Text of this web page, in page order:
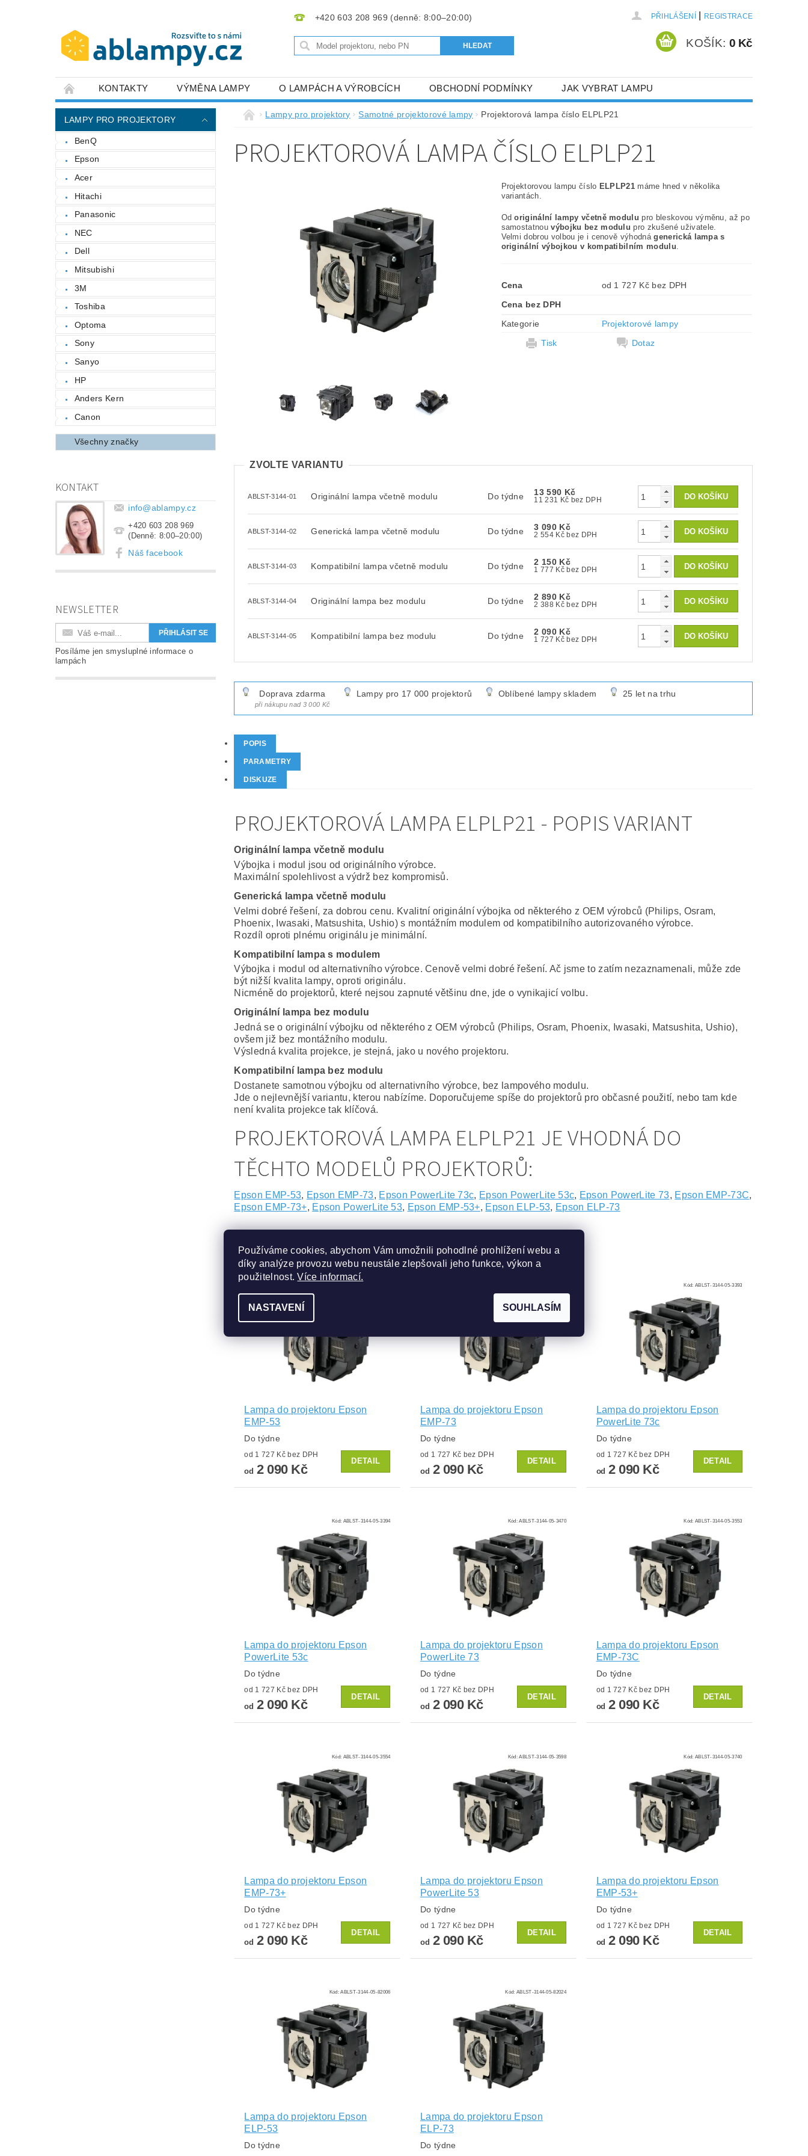
+420 603 208 969 PŘIHLÁŠENÍ REGISTRACE
KOŠÍK: 0 Kč
KONTAKTY VÝMĚNA LAMPY O LAMPÁCH A VÝROBCÍCH OBCHODNÍ PODMÍNKY JAK VYBRAT LAMPU
LAMPY PRO PROJEKTORY
BenQ
Epson
Acer
Hitachi
Panasonic
NEC
Dell
Mitsubishi
3M
Toshiba
Optoma
Sony
Sanyo
HP
Anders Kern
Canon
Všechny značky
KONTAKT
info@ablampy.cz
+420 603 208 969
(Denně: 8:00–20:00)
Náš facebook
NEWSLETTER
Posíláme jen smysluplné informace o
lampách
Lampy pro projektory Samotné projektorové lampy Projektorová lampa číslo ELPLP21
PROJEKTOROVÁ LAMPA ČÍSLO ELPLP21
Projektorovou lampu číslo ELPLP21 máme hned v několika
variantách.
Odoriginální lampy včetně modulu pro bleskovou výměnu, až po
samostatnouvýbojku bez modulu pro zkušené uživatele.
Velmi dobrou volbou je i cenově výhodnágenerická lampa s
originální výbojkou v kompatibilním modulu.
Cena
od 1 727 Kč bez DPH
Cena bez DPH
Kategorie
Projektorové lampy
Tisk
Dotaz
ZVOLTE VARIANTU
ABLST-3144-01 Originální lampa včetně modulu Do týdne 13 590 Kč
11 231 Kč bez DPH
ABLST-3144-02 Generická lampa včetně modulu Do týdne 3 090 Kč
2 554 Kč bez DPH
ABLST-3144-03 Kompatibilní lampa včetně modulu Do týdne 2 150 Kč
1 777 Kč bez DPH
ABLST-3144-04 Originální lampa bez modulu Do týdne 2 890 Kč
2 388 Kč bez DPH
ABLST-3144-05 Kompatibilní lampa bez modulu Do týdne 2 090 Kč
1 727 Kč bez DPH
Doprava zdarma
při nákupu nad 3 000 Kč
Lampy pro 17 000 projektorů Oblíbené lampy skladem 25 let na trhu
POPIS
PARAMETRY
DISKUZE
PROJEKTOROVÁ LAMPA ELPLP21 - POPIS VARIANT
Originální lampa včetně modulu
Výbojka i modul jsou od originálního výrobce.
Maximální spolehlivost a výdrž bez kompromisů.
Generická lampa včetně modulu
Velmi dobré řešení, za dobrou cenu. Kvalitní originální výbojka od některého z OEM výrobců (Philips, Osram,
Phoenix, Iwasaki, Matsushita, Ushio) s montážním modulem od kompatibilního autorizovaného výrobce.
Rozdíl oproti plnému originálu je minimální.
Kompatibilní lampa s modulem
Výbojka i modul od alternativního výrobce. Cenově velmi dobré řešení. Ač jsme to zatím nezaznamenali, může zde
být nižší kvalita lampy, oproti originálu.
Nicméně do projektorů, které nejsou zapnuté většinu dne, jde o vynikajicí volbu.
Originální lampa bez modulu
Jedná se o originální výbojku od některého z OEM výrobců (Philips, Osram, Phoenix, Iwasaki, Matsushita, Ushio),
ovšem již bez montážního modulu.
Výsledná kvalita projekce, je stejná, jako u nového projektoru.
Kompatibilní lampa bez modulu
Dostanete samotnou výbojku od alternativního výrobce, bez lampového modulu.
Jde o nejlevnější variantu, kterou nabízíme. Doporučujeme spíše do projektorů pro občasné použití, nebo tam kde
není kvalita projekce tak klíčová.
PROJEKTOROVÁ LAMPA ELPLP21 JE VHODNÁ DO
TĚCHTO MODELŮ PROJEKTORŮ:
Epson EMP-53, Epson EMP-73, Epson PowerLite 73c, Epson PowerLite 53c, Epson PowerLite 73, Epson EMP-73C,
Epson EMP-73+, Epson PowerLite 53, Epson EMP-53+, Epson ELP-53, Epson ELP-73
SOUVISEJÍCÍ PRODUKTY
Lampa do projektoru Epson
EMP-53
Do týdne
od 1 727 Kč bez DPH
od 2 090 Kč
DETAIL
Lampa do projektoru Epson
EMP-73
Do týdne
od 1 727 Kč bez DPH
od 2 090 Kč
DETAIL
Kód: ABLST-3144-05-3393
Lampa do projektoru Epson
PowerLite 73c
Do týdne
od 1 727 Kč bez DPH
od 2 090 Kč
DETAIL
Kód: ABLST-3144-05-3394
Lampa do projektoru Epson
PowerLite 53c
Do týdne
od 1 727 Kč bez DPH
od 2 090 Kč
DETAIL
Kód:ABLST-3144-05-3470
Lampa do projektoru Epson
PowerLite 73
Do týdne
od 1 727 Kč bez DPH
od 2 090 Kč
DETAIL
Kód: ABLST-3144-05-3553
Lampa do projektoru Epson
EMP-73C
Do týdne
od 1 727 Kč bez DPH
od 2 090 Kč
DETAIL
Kód: ABLST-3144-05-3554
Lampa do projektoru Epson
EMP-73+
Do týdne
od 1 727 Kč bez DPH
od 2 090 Kč
DETAIL
Kód:ABLST-3144-05-3598
Lampa do projektoru Epson
PowerLite 53
Do týdne
od 1 727 Kč bez DPH
od 2 090 Kč
DETAIL
Kód: ABLST-3144-05-3740
Lampa do projektoru Epson
EMP-53+
Do týdne
od 1 727 Kč bez DPH
od 2 090 Kč
DETAIL
Kód:ABLST-3144-05-82006
Lampa do projektoru Epson
ELP-53
Do týdne
Kód: ABLST-3144-05-82024
Lampa do projektoru Epson
ELP-73
Do týdne
Používáme cookies, abychom Vám umožnili pohodlné prohlížení webu a
díky analýze provozu webu neustále zlepšovali jeho funkce, výkon a
použitelnost.Více informací.
NASTAVENÍ SOUHLASÍM